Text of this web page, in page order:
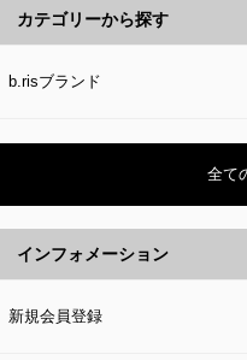
カテゴリーから探す
b.risブランド
全て
インフォメーション
新規会員登録